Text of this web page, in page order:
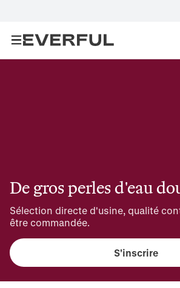
Sélection directe d'usine, qualité
être commandée.
S'inscrire